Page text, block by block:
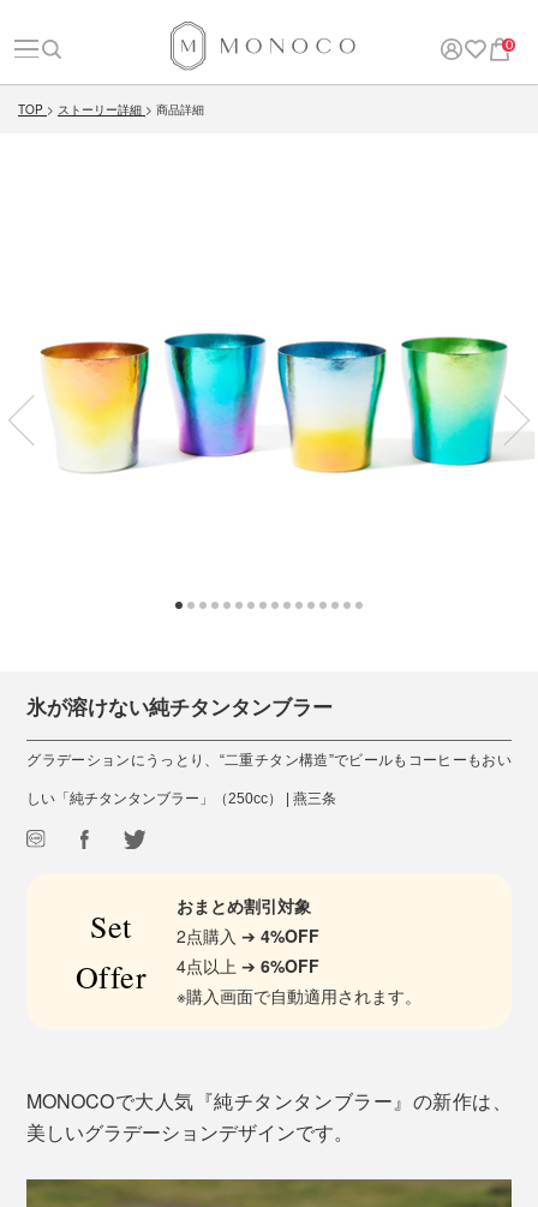
0
TOP ストーリー詳細 商品詳細
氷が溶けない純チタンタンブラー
グラデーションにうっとり、“二重チタン構造”でビールもコーヒーもおい
しい「純チタンタンブラー」（250cc） | 燕三条
Set
Offer
おまとめ割引対象
2点購入 ➔4%OFF
4点以上 ➔6%OFF
※購入画面で自動適用されます。
MONOCOで大人気『純チタンタンブラー』の新作は、
美しいグラデーションデザインです。